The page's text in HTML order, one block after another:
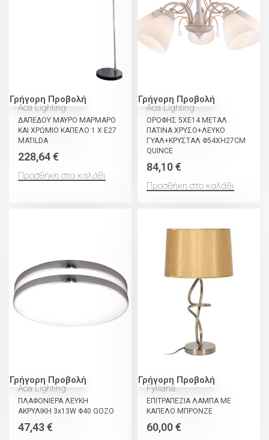
Γρήγορη Προβολή
Aca Lighting
ΔΑΠΕΔΟΥ ΜΑΥΡΟ ΜΑΡΜΑΡΟ
ΚΑΙ ΧΡΩΜΙΟ ΚΑΠΕΛΟ 1 Χ Ε27
MATILDA
228,64€
Προσθήκη στο καλάθι
Γρήγορη Προβολή
Aca Lighting
ΟΡΟΦΗΣ 5ΧΕ14 ΜΕΤΑΛ
ΠΑΤΙΝΑ ΧΡΥΣΟ+ΛΕΥΚΟ
ΓΥΑΛ+ΚΡΥΣΤΑΛ Φ54ΧΗ27CM
QUINCE
84,10€
Προσθήκη στο καλάθι
Γρήγορη Προβολή
Aca Lighting
ΠΛΑΦΟΝΙΕΡΑ ΛΕΥΚΗ
ΑΚΡΥΛΙΚΗ 3x13W Φ40 GOZO
47,43€
Γρήγορη Προβολή
Fylliana
ΕΠΙΤΡΑΠΕΖΙΑ ΛΑΜΠΑ ΜΕ
ΚΑΠΕΛΟ ΜΠΡΟΝΖΕ
60,00€